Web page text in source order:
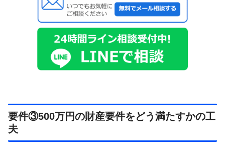
要件③500万円の財産要件をどう満たすかの工
夫